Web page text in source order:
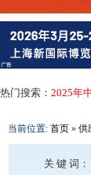
热门搜索： 2025年
当前位置: 首页 » 供
关 键 词：